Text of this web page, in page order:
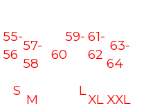
55-
56
57-
58
59-
60
61-
62
63-
64
S
M
L
XL XXL